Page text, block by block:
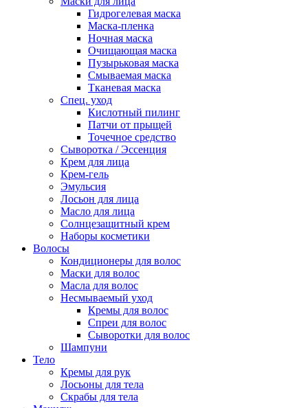
Гидрогелевая маска
Маска-пленка
Ночная маска
Очищающая маска
Пузырьковая маска
Смываемая маска
Тканевая маска
Спец. уход
Кислотный пилинг
Патчи от прыщей
Точечное средство
Сыворотка / Эссенция
Крем для лица
Крем-гель
Эмульсия
Лосьон для лица
Масло для лица
Солнцезащитный крем
Наборы косметики
Волосы
Кондиционеры для волос
Маски для волос
Масла для волос
Несмываемый уход
Кремы для волос
Спреи для волос
Сыворотки для волос
Шампуни
Тело
Кремы для рук
Лосьоны для тела
Скрабы для тела